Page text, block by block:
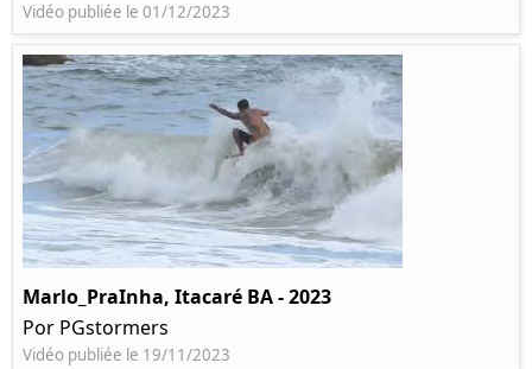
Vidéo publiée le 01/12/2023
Marlo_PraInha, Itacaré BA - 2023
Por PGstormers
Vidéo publiée le 19/11/2023